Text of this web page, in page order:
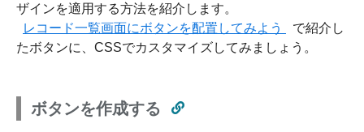
ザインを適用する方法を紹介します。
レコード一覧画面にボタンを配置してみよう
で紹介し
たボタンに、CSSでカスタマイズしてみましょう。
ボタンを作成する